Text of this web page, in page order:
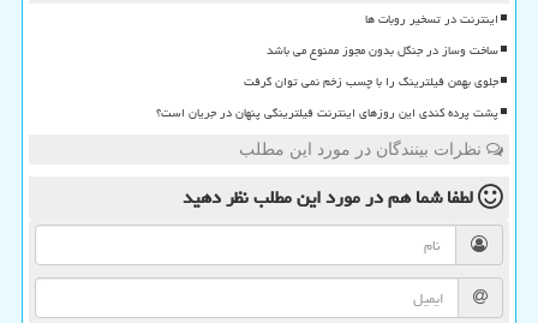
اینترنت در تسخیر روبات ها
ساخت وساز در جنگل بدون مجوز ممنوع می باشد
جلوی بهمن فیلترینگ را با چسب زخم نمی توان گرفت
پشت پرده کندی این روزهای اینترنت فیلترینگی پنهان در جریان است؟
نظرات بینندگان در مورد این مطلب
لطفا شما همدر مورد این مطلبنظر دهید